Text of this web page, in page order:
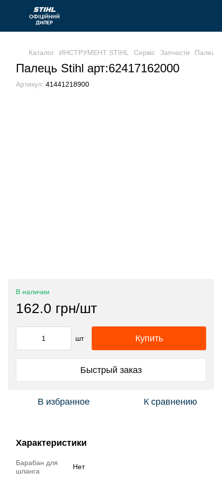
Каталог ИНСТРУМЕНТ STIHL Сервіс Запчасти Палець
Палець Stihl арт:62417162000
Артикул: 41441218900
В наличии
162.0 грн/шт
шт Купить
Быстрый заказ
В избранное К сравнению
Характеристики
Барабан для
шланга
Нет